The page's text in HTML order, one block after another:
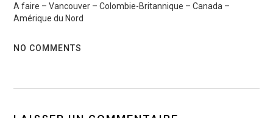
A faire – Vancouver – Colombie-Britannique – Canada –
Amérique du Nord
NO COMMENTS